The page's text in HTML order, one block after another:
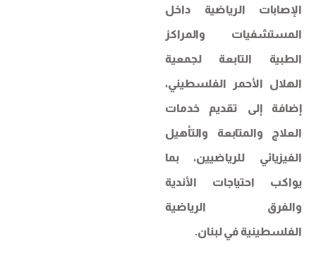
الإصابات الرياضية داخل
المستشفيات والمراكز
الطبية التابعة لجمعية
الهلال الأحمر الفلسطيني،
إضافة إلى تقديم خدمات
العلاج والمتابعة والتأهيل
الفيزيائي للرياضيين، بما
يواكب احتياجات الأندية
والفرق الرياضية
الفلسطينية في لبنان.